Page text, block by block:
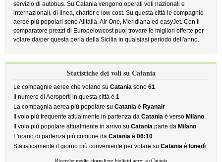
servizio di autobus. Su Catania vengono operati voli nazionali e
internazionali, di linea, charter e low cost. Su questa città le compagnie
aeree più popolari sono Alitalia, Air One, Meridiana ed easyJet. Con il
comparatore prezzi di Europelowcost puoi trovare le migliori offerte per
volare da/per questa perla della Sicilia in qualsiasi periodo dell'anno.
Statistiche dei voli su Catania
Le compagnie aeree che volano suCatania sono61
Il numero di Aeroporti in questa città è1
La compagnia aerea più popolare suCatania è Ryanair
Il volo più frequente attualmente in partenza daCatania è verso Milano
Il volo più popolare attualmente in arrivo suCatania parte da Milano
L'orario di partenza più comune daCatania è06:10
Statisticamente il giorno più conveniente per volare suCatania è lunedì
Ricerche medie giornaliere biglietti aerei su Catania